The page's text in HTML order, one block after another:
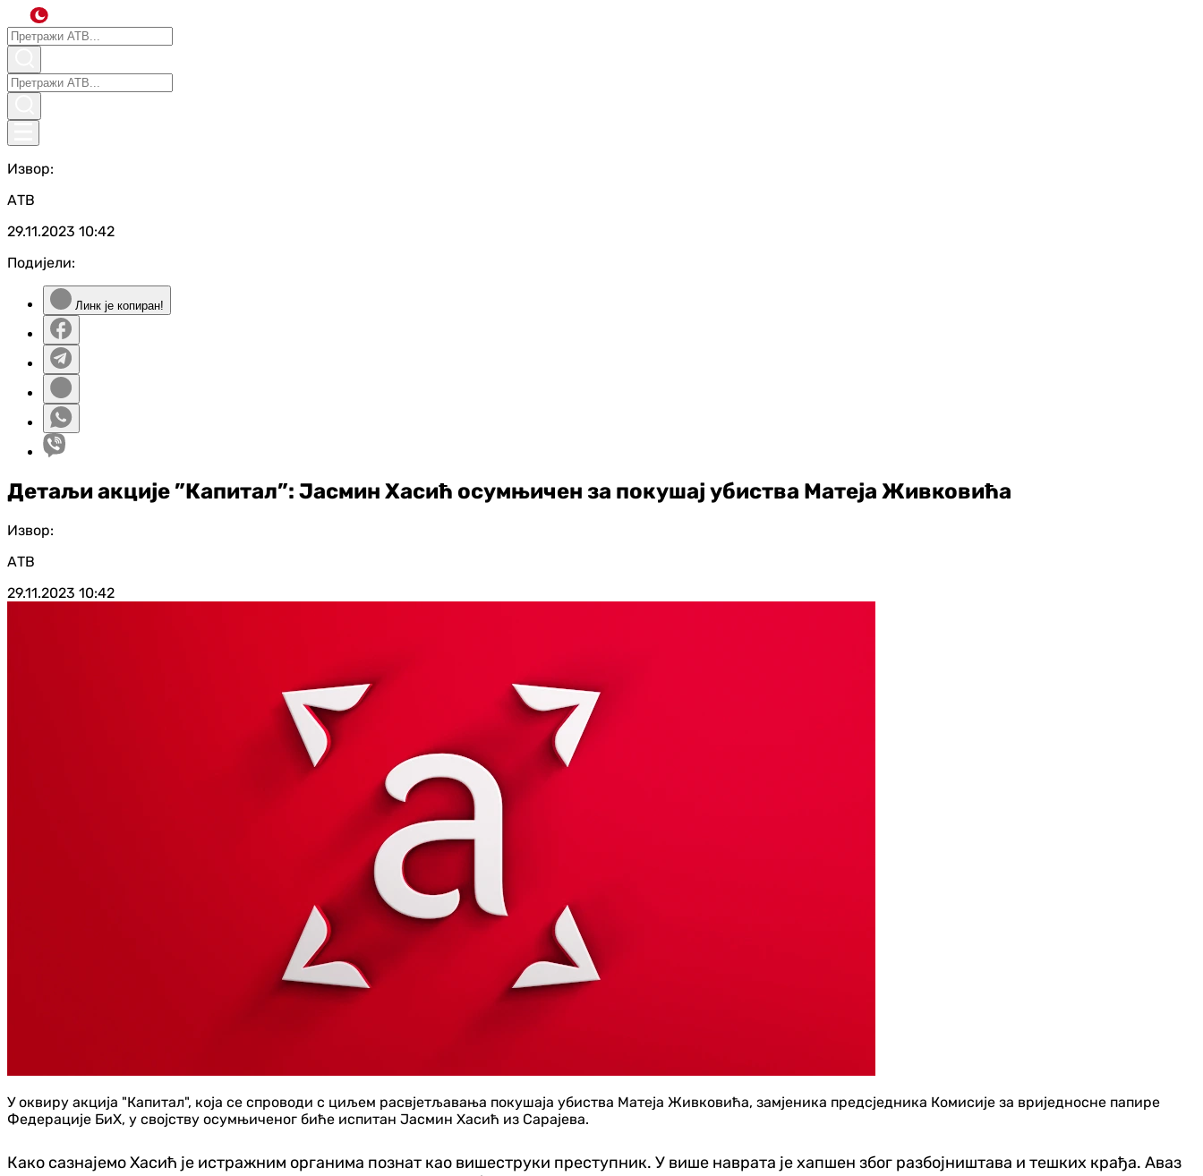
Извор:
АТВ
29.11.2023 10:42
Подијели:
Линк је копиран!
Детаљи акције ”Капитал”: Јасмин Хасић осумњичен за покушај убиства Матеја Живковића
Извор:
АТВ
29.11.2023 10:42
У оквиру акција "Капитал", која се спроводи с циљем расвјетљавања покушаја убиства Матеја Живковића, замјеника предсједника Комисије за вриједносне папире
Федерације БиХ, у својству осумњиченог биће испитан Јасмин Хасић из Сарајева.
Како сазнајемо Хасић је истражним органима познат као вишеструки преступник. У више наврата је хапшен због разбојништава и тешких крађа. Аваз